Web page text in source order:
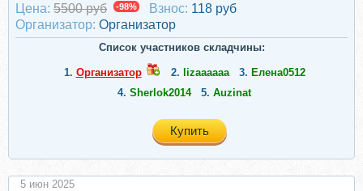
Цена: 5500 руб -98% Взнос: 118 руб
Организатор: Организатор
Список участников складчины:
1. Организатор 2. lizaaaaaa 3. Елена0512
4. Sherlok2014 5. Auzinat
Купить
5 июн 2025